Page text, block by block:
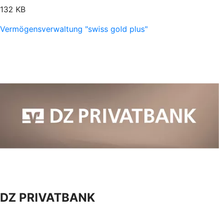
132 KB
Vermögensverwaltung "swiss gold plus"
DZ PRIVATBANK